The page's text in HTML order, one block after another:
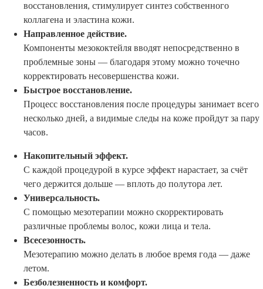
восстановления, стимулирует синтез собственного
коллагена и эластина кожи.
Направленное действие.
Компоненты мезококтейля вводят непосредственно в
проблемные зоны — благодаря этому можно точечно
корректировать несовершенства кожи.
Быстрое восстановление.
Процесс восстановления после процедуры занимает всего
несколько дней, а видимые следы на коже пройдут за пару
часов.
Накопительный эффект.
С каждой процедурой в курсе эффект нарастает, за счёт
чего держится дольше — вплоть до полутора лет.
Универсальность.
С помощью мезотерапии можно скорректировать
различные проблемы волос, кожи лица и тела.
Всесезонность.
Мезотерапию можно делать в любое время года — даже
летом.
Безболезненность и комфорт.